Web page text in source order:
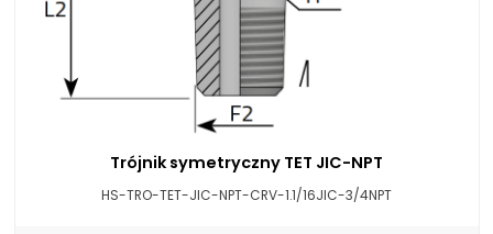
Trójnik symetryczny TET JIC-NPT
HS-TRO-TET-JIC-NPT-CRV-1.1/16JIC-3/4NPT